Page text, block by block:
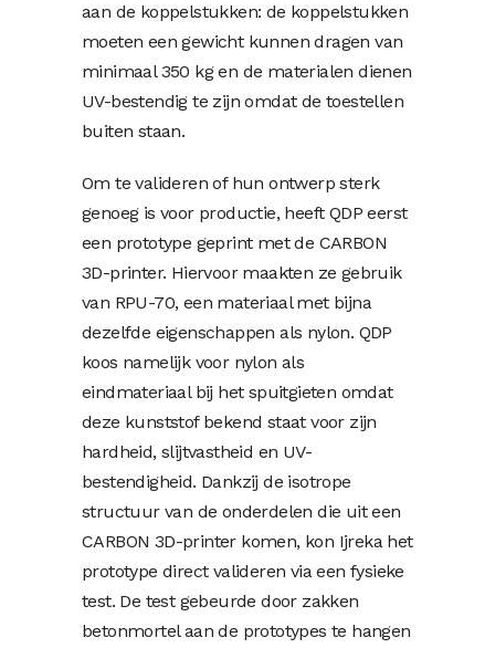
aan de koppelstukken: de koppelstukken
moeten een gewicht kunnen dragen van
minimaal 350 kg en de materialen dienen
UV-bestendig te zijn omdat de toestellen
buiten staan.
Om te valideren of hun ontwerp sterk
genoeg is voor productie, heeft QDP eerst
een prototype geprint met de CARBON
3D-printer. Hiervoor maakten ze gebruik
van RPU-70, een materiaal met bijna
dezelfde eigenschappen als nylon. QDP
koos namelijk voor nylon als
eindmateriaal bij het spuitgieten omdat
deze kunststof bekend staat voor zijn
hardheid, slijtvastheid en UV-
bestendigheid. Dankzij de isotrope
structuur van de onderdelen die uit een
CARBON 3D-printer komen, kon Ijreka het
prototype direct valideren via een fysieke
test. De test gebeurde door zakken
betonmortel aan de prototypes te hangen